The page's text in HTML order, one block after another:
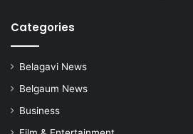
Categories
Belagavi News
Belgaum News
Business